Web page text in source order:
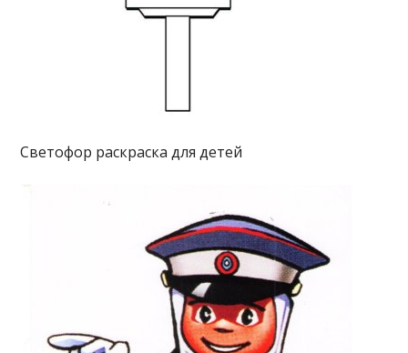
Светофор раскраска для детей